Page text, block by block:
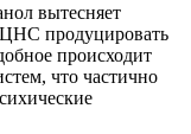
вытесняет
ЦНС продуцировать
происходит
что частично